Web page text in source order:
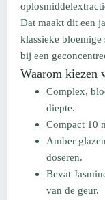
Dat maakt dit een
klassieke bloemige
bij een
Waarom kiezen
Complex,
diepte.
Compact 10
Amber
doseren.
Bevat
van de geur.